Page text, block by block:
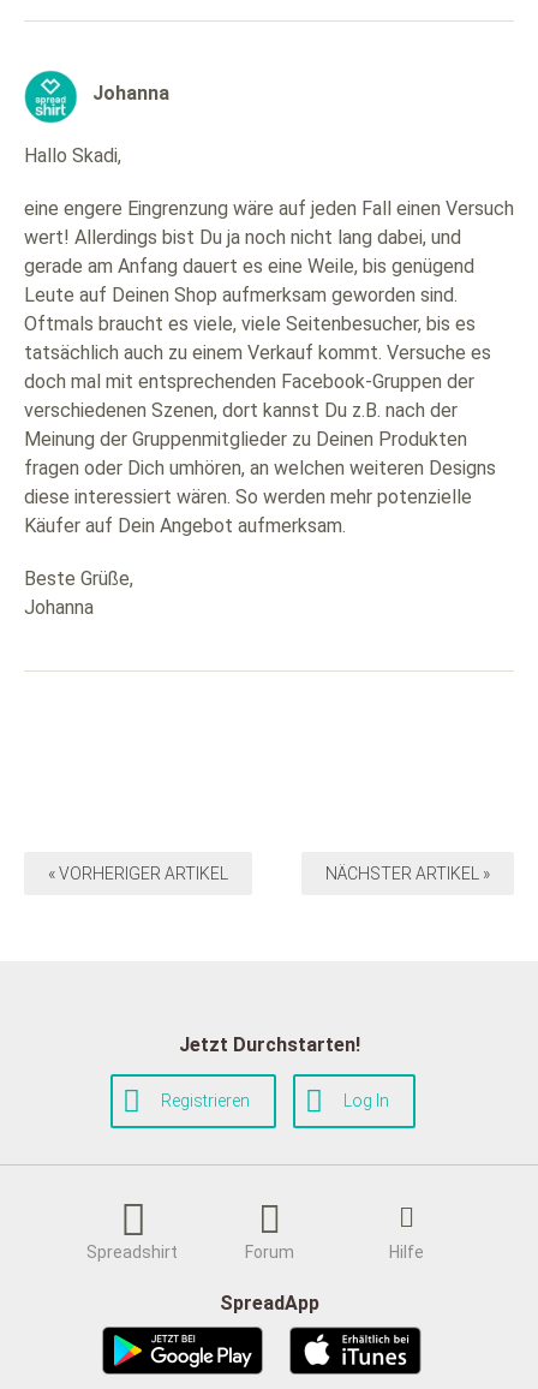
Johanna
Hallo Skadi,
eine engere Eingrenzung wäre auf jeden Fall einen Versuch
wert! Allerdings bist Du ja noch nicht lang dabei, und
gerade am Anfang dauert es eine Weile, bis genügend
Leute auf Deinen Shop aufmerksam geworden sind.
Oftmals braucht es viele, viele Seitenbesucher, bis es
tatsächlich auch zu einem Verkauf kommt. Versuche es
doch mal mit entsprechenden Facebook-Gruppen der
verschiedenen Szenen, dort kannst Du z.B. nach der
Meinung der Gruppenmitglieder zu Deinen Produkten
fragen oder Dich umhören, an welchen weiteren Designs
diese interessiert wären. So werden mehr potenzielle
Käufer auf Dein Angebot aufmerksam.
Beste Grüße,
Johanna
NÄCHSTER ARTIKEL »
« VORHERIGER ARTIKEL
Jetzt Durchstarten!
Registrieren Log In
Spreadshirt Forum Hilfe
SpreadApp